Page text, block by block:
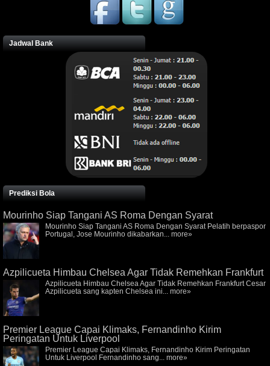
Jadwal Bank
Prediksi Bola
Mourinho Siap Tangani AS Roma Dengan Syarat
Mourinho Siap Tangani AS Roma Dengan Syarat Pelatih berpaspor
Portugal, Jose Mourinho dikabarkan... more»
Azpilicueta Himbau Chelsea Agar Tidak Remehkan Frankfurt
Azpilicueta Himbau Chelsea Agar Tidak Remehkan Frankfurt Cesar
Azpilicueta sang kapten Chelsea ini... more»
Premier League Capai Klimaks, Fernandinho Kirim
Peringatan Untuk Liverpool
Premier League Capai Klimaks, Fernandinho Kirim Peringatan
Untuk Liverpool Fernandinho sang... more»